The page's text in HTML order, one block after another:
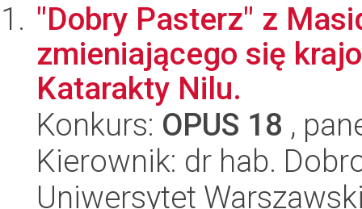
"Dobry Pasterz" z
zmieniającego się
Katarakty Nilu.
Konkurs: OPUS 18 ,
Kierownik: dr hab.
Uniwersytet